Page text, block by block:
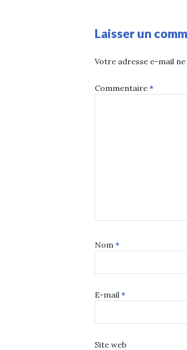
Laisser un
Votre adresse e-mail ne
Commentaire *
Nom *
E-mail *
Site web